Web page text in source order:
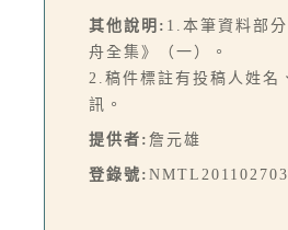
其他說明: 1.本筆資料部
舟全集》（一）。
2.稿件標註有投稿人姓名
訊。
提供者: 詹元雄
登錄號: